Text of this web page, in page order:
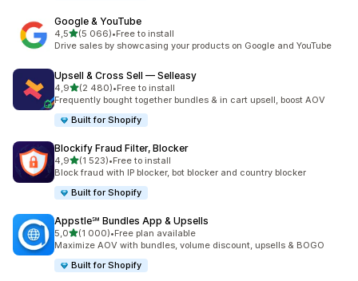
Google & YouTube
4,5na 5 gwiazdek
(5 066)
Łączna liczba recenzji: 5066
•Free to install
Drive sales by showcasing your products on Google and YouTube
Upsell & Cross Sell — Selleasy
4,9na 5 gwiazdek
(2 480)
Łączna liczba recenzji: 2480
•Free to install
Frequently bought together bundles & in cart upsell, boost AOV
Built for Shopify
Blockify Fraud Filter, Blocker
4,9na 5 gwiazdek
(1 523)
Łączna liczba recenzji: 1523
•Free to install
Block fraud with IP blocker, bot blocker and country blocker
Built for Shopify
Appstle℠ Bundles App & Upsells
5,0na 5 gwiazdek
(1 000)
Łączna liczba recenzji: 1000
•Free plan available
Maximize AOV with bundles, volume discount, upsells & BOGO
Built for Shopify